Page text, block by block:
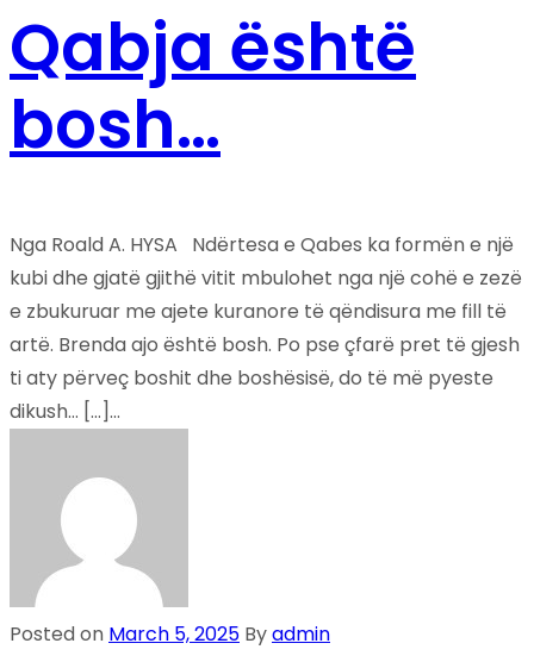
Qabja është
bosh…
Nga Roald A. HYSA Ndërtesa e Qabes ka formën e një
kubi dhe gjatë gjithë vitit mbulohet nga një cohë e zezë
e zbukuruar me ajete kuranore të qëndisura me fill të
artë. Brenda ajo është bosh. Po pse çfarë pret të gjesh
ti aty përveç boshit dhe boshësisë, do të më pyeste
dikush… […]...
Posted on March 5, 2025 Byadmin